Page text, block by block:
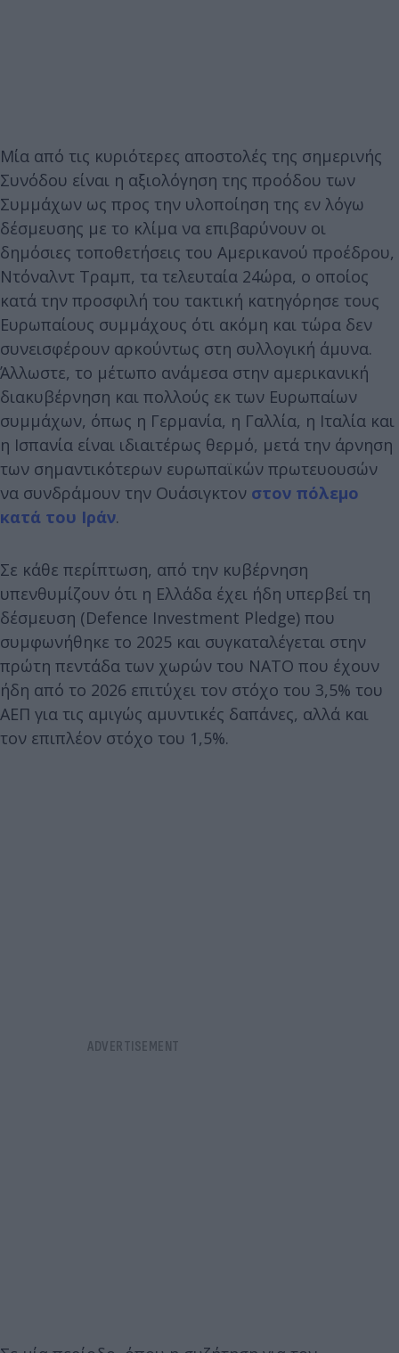
Μία από τις κυριότερες αποστολές της σημερινής
Συνόδου είναι η αξιολόγηση της προόδου των
Συμμάχων ως προς την υλοποίηση της εν λόγω
δέσμευσης με το κλίμα να επιβαρύνουν οι
δημόσιες τοποθετήσεις του Αμερικανού προέδρου,
Ντόναλντ Τραμπ, τα τελευταία 24ώρα, ο οποίος
κατά την προσφιλή του τακτική κατηγόρησε τους
Ευρωπαίους συμμάχους ότι ακόμη και τώρα δεν
συνεισφέρουν αρκούντως στη συλλογική άμυνα.
Άλλωστε, το μέτωπο ανάμεσα στην αμερικανική
διακυβέρνηση και πολλούς εκ των Ευρωπαίων
συμμάχων, όπως η Γερμανία, η Γαλλία, η Ιταλία και
η Ισπανία είναι ιδιαιτέρως θερμό, μετά την άρνηση
των σημαντικότερων ευρωπαϊκών πρωτευουσών
να συνδράμουν την Ουάσιγκτον στον πόλεμο
κατά του Ιράν.
Σε κάθε περίπτωση, από την κυβέρνηση
υπενθυμίζουν ότι η Ελλάδα έχει ήδη υπερβεί τη
δέσμευση (Defence Investment Pledge) που
συμφωνήθηκε το 2025 και συγκαταλέγεται στην
πρώτη πεντάδα των χωρών του ΝΑΤΟ που έχουν
ήδη από το 2026 επιτύχει τον στόχο του 3,5% του
ΑΕΠ για τις αμιγώς αμυντικές δαπάνες, αλλά και
τον επιπλέον στόχο του 1,5%.